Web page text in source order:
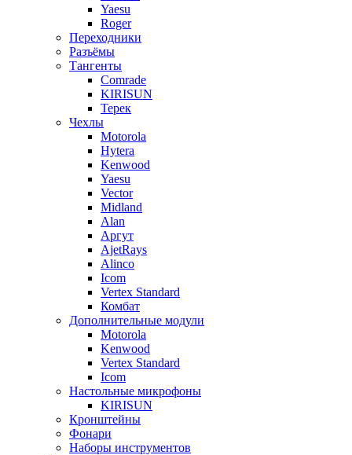
Yaesu
Roger
Переходники
Разъёмы
Тангенты
Comrade
KIRISUN
Терек
Чехлы
Motorola
Hytera
Kenwood
Yaesu
Vector
Midland
Alan
Аргут
AjetRays
Alinco
Icom
Vertex Standard
Комбат
Дополнительные модули
Motorola
Kenwood
Vertex Standard
Icom
Настольные микрофоны
KIRISUN
Кронштейны
Фонари
Наборы инструментов